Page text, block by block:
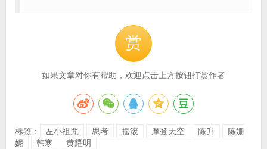
赏
如果文章对你有帮助，欢迎点击上方按钮打赏作者
标签： 左小祖咒 思考 摇滚 摩登天空 陈升
陈姗
妮
韩寒 黄耀明